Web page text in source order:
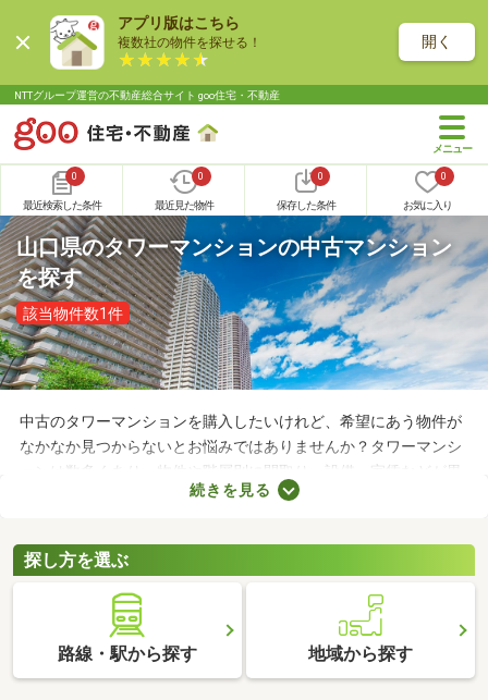
アプリ版はこちら
複数社の物件を探せる！ 開く
NTTグループ運営の不動産総合サイト goo住宅・不動産
0
最近検索した条件
0
最近見た物件
0
保存した条件
0
お気に入り
山口県のタワーマンションの中古マンション
を探す
該当物件数1件
中古のタワーマンションを購入したいけれど、希望にあう物件が
なかなか見つからないとお悩みではありませんか？タワーマンシ
ョンは数多くあり、物件や階層別に間取り・設備・家賃などが異
なります。複数の物件を比較したうえで、希望にあうお部屋を見
ますので、物件の特徴を見比べてみましょう。
続きを見る
探し方を選ぶ
路線・駅から探す 地域から探す